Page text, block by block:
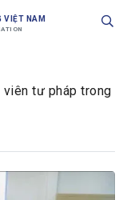
VIỆT NAM
tư pháp trong